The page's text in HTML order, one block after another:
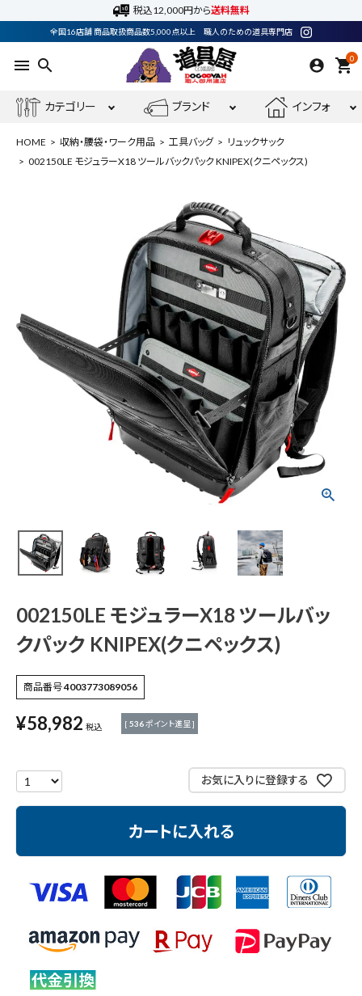
税込12,000円から送料無料
全国16店舗 商品取扱商品数5,000点以上 職人のための道具専門店
menu search 0
shopping_cart
カテゴリー ブランド インフォ
person 会員登録
最近閲覧した商品
58,982(税込)
電動工具
エアー工具・機械工具
先端工具
作業工具・大工道具
測定工具・筆記具
収納・腰袋・ワーク用品
現場安全・運搬
金物・現場資材
コンテンツ
ガイドライン
HOME 収納・腰袋・ワーク用品 工具バッグ
リュックサック
002150LE モジュラーX18 ツールバックパック KNIPEX(クニペックス)
002150LE モジュラーX18 ツールバッ
クパック KNIPEX(クニペックス)
商品番号4003773089056
¥58,982 税込 [ 536ポイント進呈 ]
お気に入りに登録する
カートに入れる